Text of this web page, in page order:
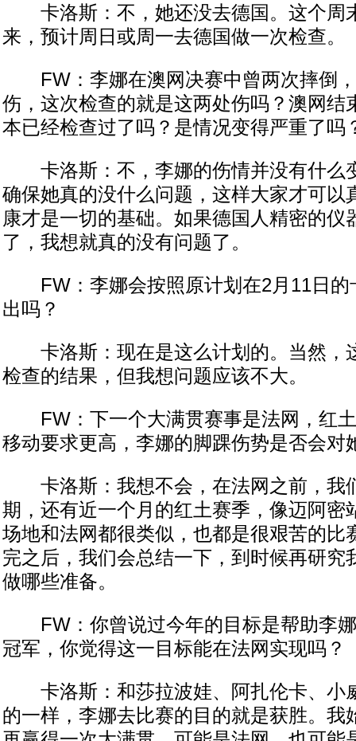
卡洛斯：不，她还没去德国。这个周
来，预计周日或周一去德国做一次检查。
FW：李娜在澳网决赛中曾两次摔倒，
伤，这次检查的就是这两处伤吗？澳网结
本已经检查过了吗？是情况变得严重了吗
卡洛斯：不，李娜的伤情并没有什么
确保她真的没什么问题，这样大家才可以
康才是一切的基础。如果德国人精密的仪
了，我想就真的没有问题了。
FW：李娜会按照原计划在2月11日的
出吗？
卡洛斯：现在是这么计划的。当然，
检查的结果，但我想问题应该不大。
FW：下一个大满贯赛事是法网，红土
移动要求更高，李娜的脚踝伤势是否会对
卡洛斯：我想不会，在法网之前，我
期，还有近一个月的红土赛季，像迈阿密
场地和法网都很类似，也都是很艰苦的比
完之后，我们会总结一下，到时候再研究
做哪些准备。
FW：你曾说过今年的目标是帮助李娜
冠军，你觉得这一目标能在法网实现吗？
卡洛斯：和莎拉波娃、阿扎伦卡、小
的一样，李娜去比赛的目的就是获胜。我